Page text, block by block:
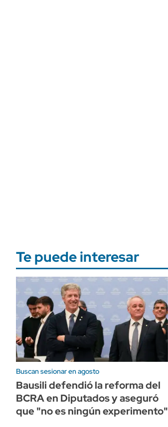
Te puede interesar
Buscan sesionar en agosto
Bausili defendió la reforma del
BCRA en Diputados y aseguró
que "no es ningún experimento"